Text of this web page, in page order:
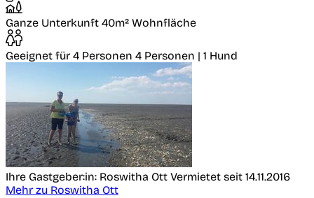
Ganze Unterkunft 40m² Wohnfläche
Geeignet für 4 Personen 4 Personen | 1 Hund
Ihre Gastgeber:in: Roswitha Ott Vermietet seit 14.11.2016
Mehr zu Roswitha Ott